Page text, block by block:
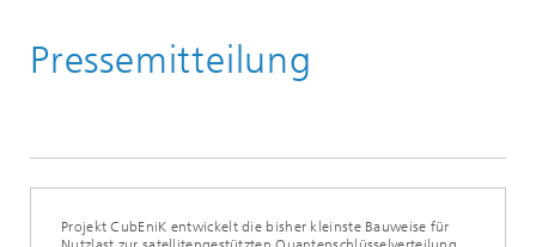
Presse / Medien
Pressemitteilung
Projekt CubEniK entwickelt die bisher kleinste Bauweise für